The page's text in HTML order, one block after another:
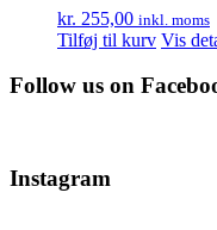
kr. 255,00 inkl. moms
Tilføj til kurv Vis
Follow us on
Instagram